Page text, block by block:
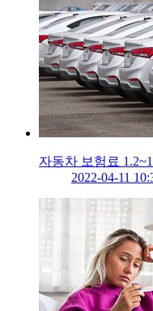
자동차 보험료
2022-04-11